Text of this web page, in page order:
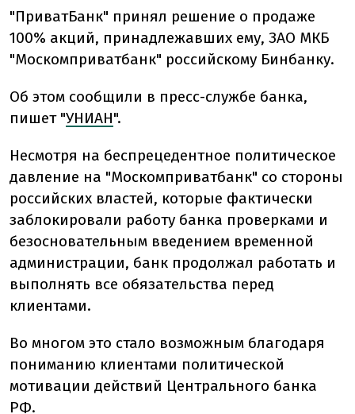
"ПриватБанк" принял решение о продаже
100% акций, принадлежавших ему, ЗАО МКБ
"Москомприватбанк" российскому Бинбанку.
Об этом сообщили в пресс-службе банка,
пишет "УНИАН".
Несмотря на беспрецедентное политическое
давление на "Москомприватбанк" со стороны
российских властей, которые фактически
заблокировали работу банка проверками и
безосновательным введением временной
администрации, банк продолжал работать и
выполнять все обязательства перед
клиентами.
Во многом это стало возможным благодаря
пониманию клиентами политической
мотивации действий Центрального банка
РФ.